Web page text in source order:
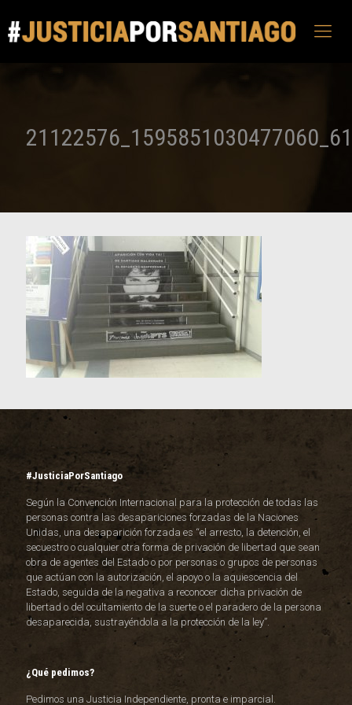
#JusticiaPorSantiago
Según la Convención Internacional para la protección de todas las
personas contra las desapariciones forzadas de la Naciones
Unidas, una desaparición forzada es “el arresto, la detención, el
secuestro o cualquier otra forma de privación de libertad que sean
obra de agentes del Estado o por personas o grupos de personas
que actúan con la autorización, el apoyo o la aquiescencia del
Estado, seguida de la negativa a reconocer dicha privación de
libertad o del ocultamiento de la suerte o el paradero de la persona
desaparecida, sustrayéndola a la protección de la ley”.
¿Qué pedimos?
Pedimos una Justicia Independiente, pronta e imparcial.